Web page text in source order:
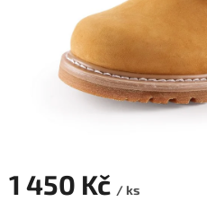
1 450 Kč / ks